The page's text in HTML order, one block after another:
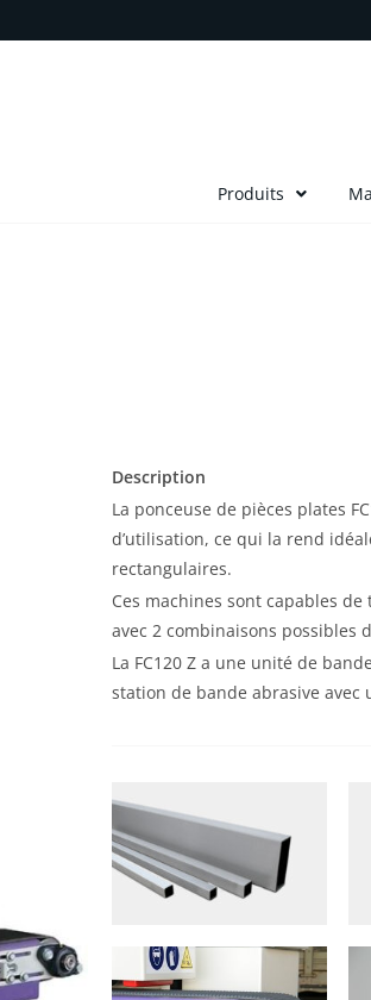
Produits
Description
La ponceuse de pièces plates
d’utilisation, ce qui la rend
rectangulaires.
Ces machines sont capables
avec 2 combinaisons possibles
La FC120 Z a une unité de
station de bande abrasive avec